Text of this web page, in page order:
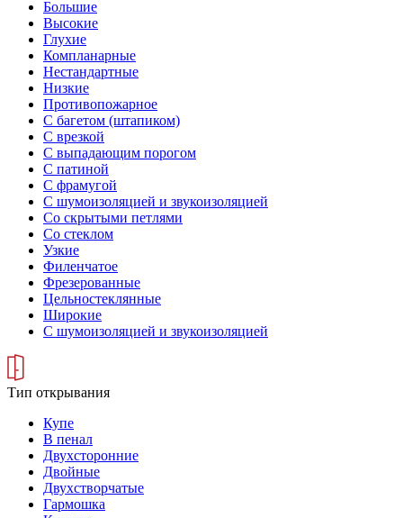
Большие
Высокие
Глухие
Компланарные
Нестандартные
Низкие
Противопожарное
С багетом (штапиком)
С врезкой
С выпадающим порогом
С патиной
С фрамугой
С шумоизоляцией и звукоизоляцией
Со скрытыми петлями
Со стеклом
Узкие
Филенчатое
Фрезерованные
Цельностеклянные
Широкие
С шумоизоляцией и звукоизоляцией
Тип открывания
Купе
В пенал
Двухсторонние
Двойные
Двухстворчатые
Гармошка